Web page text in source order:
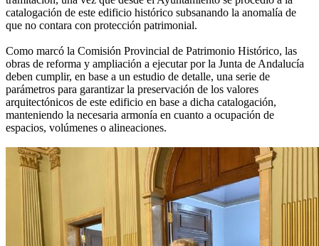
catalogación de este edificio histórico subsanando la anomalía de
que no contara con protección patrimonial.
Como marcó la Comisión Provincial de Patrimonio Histórico, las
obras de reforma y ampliación a ejecutar por la Junta de Andalucía
deben cumplir, en base a un estudio de detalle, una serie de
parámetros para garantizar la preservación de los valores
arquitectónicos de este edificio en base a dicha catalogación,
manteniendo la necesaria armonía en cuanto a ocupación de
espacios, volúmenes o alineaciones.